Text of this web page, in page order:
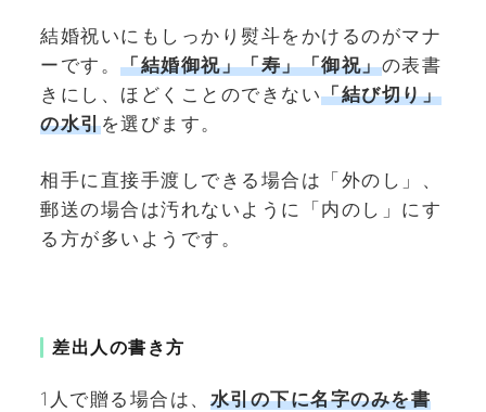
結婚祝いにもしっかり熨斗をかけるのがマナ
ーです。 「結婚御祝」「寿」「御祝」の表書
きにし、ほどくことのできない「結び切り」
の水引を選びます。
相手に直接手渡しできる場合は「外のし」、
郵送の場合は汚れないように「内のし」にす
る方が多いようです。
差出人の書き方
1人で贈る場合は、 水引の下に名字のみを書